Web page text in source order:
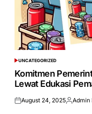
POSTED
IN
UNCATEGORIZED
Komitmen
Lewat Edukasi
Posted
August 24, 2025Posted
Admin